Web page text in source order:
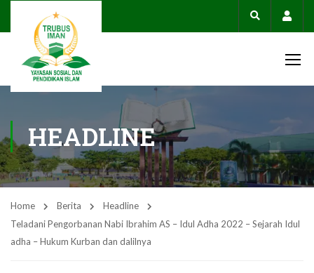
HEADLINE
Home Berita
Headline
Teladani Pengorbanan Nabi Ibrahim AS – Idul Adha 2022 – Sejarah Idul
adha – Hukum Kurban dan dalilnya